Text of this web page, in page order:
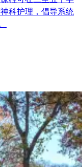
科护理，倡导系统